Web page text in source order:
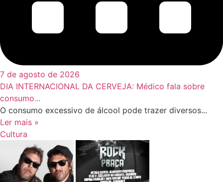
7 de agosto de 2026
DIA INTERNACIONAL DA CERVEJA: Médico fala sobre
consumo...
O consumo excessivo de álcool pode trazer diversos...
Ler mais »
Cultura